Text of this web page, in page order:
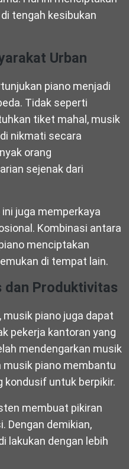
tengah kesibukan
Urban
piano menjadi
Tidak seperti
tiket mahal, musik
nikmati secara
orang
sejenak dari
juga memperkaya
Kombinasi antara
menciptakan
di tempat lain.
dan Produktivitas
musik piano juga dapat
pekerja kantoran yang
mendengarkan musik
piano membantu
kondusif untuk berpikir.
membuat pikiran
Dengan demikian,
lakukan dengan lebih